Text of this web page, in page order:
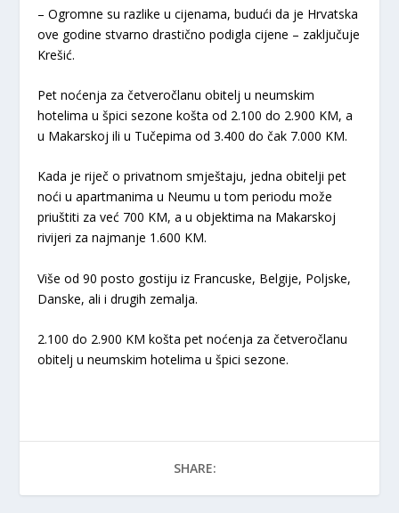
– Ogromne su razlike u cijenama, budući da je Hrvatska
ove godine stvarno drastično podigla cijene – zaključuje
Krešić.
Pet noćenja za četveročlanu obitelj u neumskim
hotelima u špici sezone košta od 2.100 do 2.900 KM, a
u Makarskoj ili u Tučepima od 3.400 do čak 7.000 KM.
Kada je riječ o privatnom smještaju, jedna obitelji pet
noći u apartmanima u Neumu u tom periodu može
priuštiti za već 700 KM, a u objektima na Makarskoj
rivijeri za najmanje 1.600 KM.
Više od 90 posto gostiju iz Francuske, Belgije, Poljske,
Danske, ali i drugih zemalja.
2.100 do 2.900 KM košta pet noćenja za četveročlanu
obitelj u neumskim hotelima u špici sezone.
SHARE: